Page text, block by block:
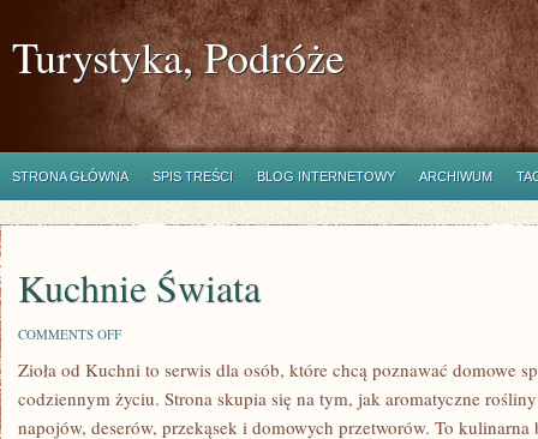
Turystyka, Podróże
STRONA GŁÓWNA SPIS TREŚCI BLOG INTERNETOWY ARCHIWUM
Kuchnie Świata
COMMENTS OFFON
ŚWIATA
Zioła od Kuchni to serwis dla osób, które chcą poznawać domowe
codziennym życiu. Strona skupia się na tym, jak aromatyczne
napojów, deserów, przekąsek i domowych przetworów. To